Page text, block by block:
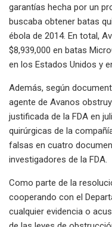
garantías hecha por un
buscaba obtener batas
ébola de 2014. En total,
$8,939,000 en batas
en los Estados Unidos y
Además, según
agente de Avanos
justificada de la FDA en
quirúrgicas de la
falsas en cuatro
investigadores de la FDA.
Como parte de la
cooperando con el
cualquier evidencia o